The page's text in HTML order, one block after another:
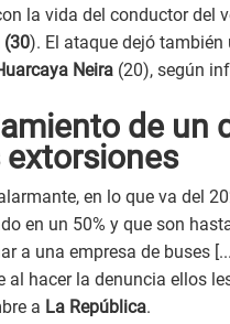
la vida del conductor del
(30). El ataque dejó
Neira (20), según
de un
extorsiones
en lo que va del
en un 50% y que son
a una empresa de buses
al hacer la denuncia ellos
a La República.